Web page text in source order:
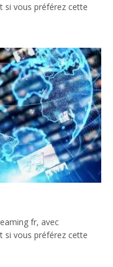
si vous préférez cette
fr, avec
si vous préférez cette